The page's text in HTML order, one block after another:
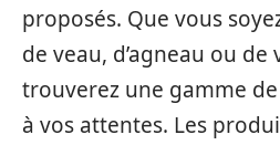
proposés. Que vous
de veau, d’agneau ou de
trouverez une gamme
à vos attentes. Les